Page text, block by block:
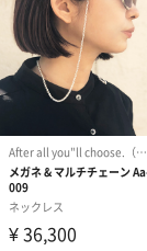
ぬいぐるみ
愛らしいぬいぐ
誕生日・記念日